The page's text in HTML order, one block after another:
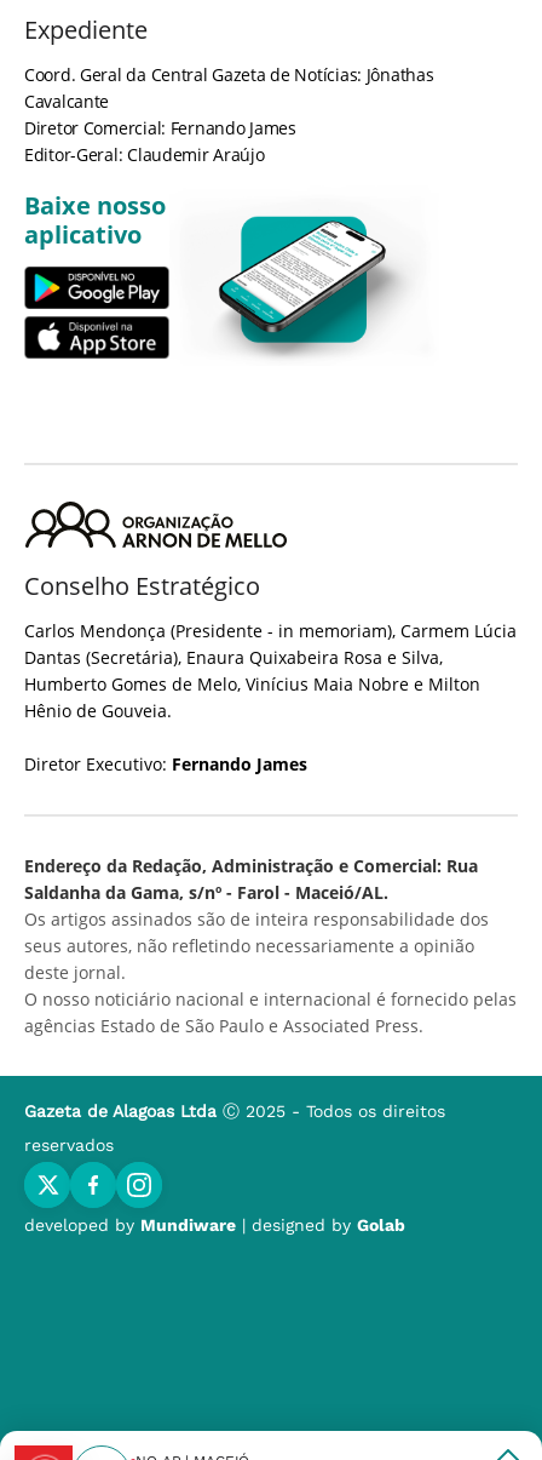
Expediente
Coord. Geral da Central Gazeta de Notícias: Jônathas
Cavalcante
Diretor Comercial: Fernando James
Editor-Geral: Claudemir Araújo
Baixe nosso
aplicativo
Conselho Estratégico
Carlos Mendonça (Presidente - in memoriam), Carmem Lúcia
Dantas (Secretária), Enaura Quixabeira Rosa e Silva,
Humberto Gomes de Melo, Vinícius Maia Nobre e Milton
Hênio de Gouveia.
Diretor Executivo: Fernando James
Endereço da Redação, Administração e Comercial: Rua
Saldanha da Gama, s/nº - Farol - Maceió/AL.
Os artigos assinados são de inteira responsabilidade dos
seus autores, não refletindo necessariamente a opinião
deste jornal.
O nosso noticiário nacional e internacional é fornecido pelas
agências Estado de São Paulo e Associated Press.
Gazeta de Alagoas Ltda Ⓒ 2025 - Todos os direitos
reservados
developed by Mundiware | designed by Golab